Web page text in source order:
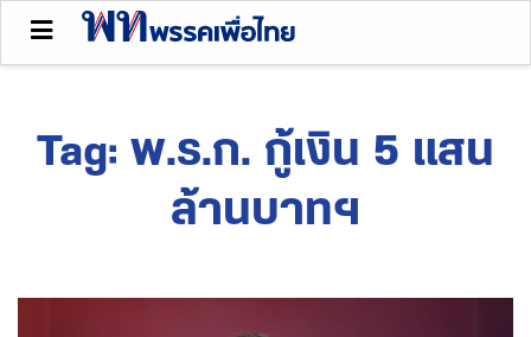
Tag: พ.ร.ก. กู้เงิน 5 แสน
ล้านบาทฯ